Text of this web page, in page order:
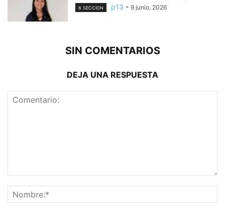
8 SECCION p13 - 9 junio, 2026
SIN COMENTARIOS
DEJA UNA RESPUESTA